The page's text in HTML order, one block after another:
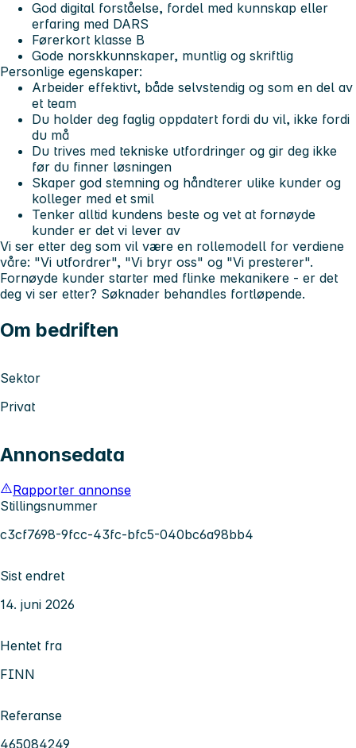
God digital forståelse, fordel med kunnskap eller
erfaring med DARS
Førerkort klasse B
Gode norskkunnskaper, muntlig og skriftlig
Personlige egenskaper:
Arbeider effektivt, både selvstendig og som en del av
et team
Du holder deg faglig oppdatert fordi du vil, ikke fordi
du må
Du trives med tekniske utfordringer og gir deg ikke
før du finner løsningen
Skaper god stemning og håndterer ulike kunder og
kolleger med et smil
Tenker alltid kundens beste og vet at fornøyde
kunder er det vi lever av
Vi ser etter deg som vil være en rollemodell for verdiene
våre: "Vi utfordrer", "Vi bryr oss" og "Vi presterer".
Fornøyde kunder starter med flinke mekanikere - er det
deg vi ser etter? Søknader behandles fortløpende.
Om bedriften
Sektor
Privat
Annonsedata
Rapporter annonse
Stillingsnummer
c3cf7698-9fcc-43fc-bfc5-040bc6a98bb4
Sist endret
14. juni 2026
Hentet fra
FINN
Referanse
465084249